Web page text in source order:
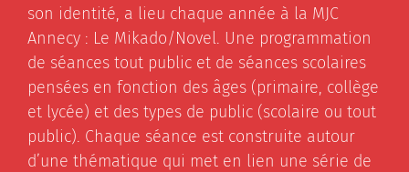
Résidences
Voyages
L’association
Contactez-nous
son identité, a lieu chaque année à la MJC
Annecy : Le Mikado/Novel. Une programmation
de séances tout public et de séances scolaires
pensées en fonction des âges (primaire, collège
et lycée) et des types de public (scolaire ou tout
public). Chaque séance est construite autour
d’une thématique qui met en lien une série de